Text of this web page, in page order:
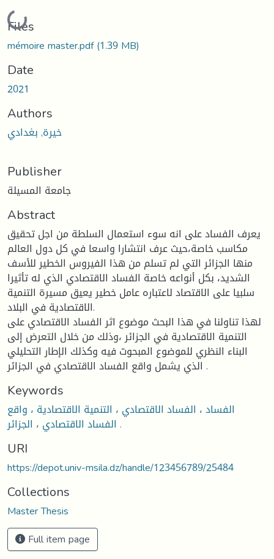
Loading...
Files
mémoire master.pdf(1.39 MB)
Date
2021
Authors
خيرة, بغدادي
Publisher
جامعة المسيلة
Abstract
يعرف الفساد على انه سوء استعمال السلطة من اجل تحقيق
مكاسب خاصة،حيث عرف انتشارا واسعا في كل دول العالم
منها الجزائر التي لم تسلم من هذا الفيروس الخطير للأسف
الشديد، بكل أنواعه خاصة الفساد الاقتصادي الذي له تأثيرا
سلبيا على الاقتصاد لاعتباره عامل خطير يعيق مسيرة التنمية
الاقتصادية في البلاد.
لهذا تناولنا في هذا البحث موضوع اثر الفساد الاقتصادي على
التنمية الاقتصادية في الجزائر ،وذلك من خلال التعرض إلى
البناء النظري للموضوع المبحوث فيه وكذلك الإطار التحليلي
الذي يشمل واقع الفساد الاقتصادي في الجزائر .
Keywords
الفساد ، الفساد الاقتصادي ، التنمية الاقتصادية ، واقع
الفساد الاقتصادي ، الجزائر .
URI
https://depot.univ-msila.dz/handle/123456789/25484
Collections
Master Thesis
Full item page